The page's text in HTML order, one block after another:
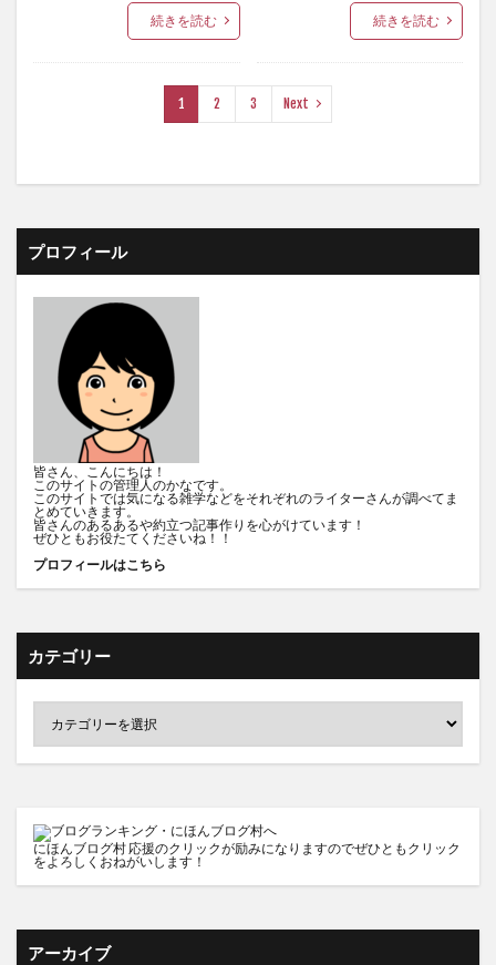
続きを読む 続きを読む
1 2 3 Next
プロフィール
皆さん、こんにちは！
このサイトの管理人のかなです。
このサイトでは気になる雑学などをそれぞれのライターさんが調べてま
とめていきます。
皆さんのあるあるや約立つ記事作りを心がけています！
ぜひともお役たてくださいね！！
プロフィールはこちら
カテゴリー
にほんブログ村 応援のクリックが励みになりますのでぜひともクリック
をよろしくおねがいします！
アーカイブ